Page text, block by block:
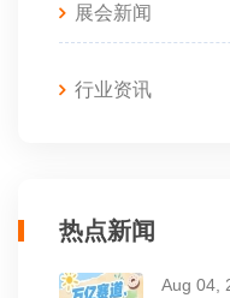
展会新闻
行业资讯
热点新闻
Aug 04,